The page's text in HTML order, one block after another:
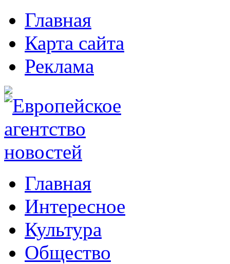
Главная
Карта сайта
Реклама
Главная
Интересное
Культура
Общество